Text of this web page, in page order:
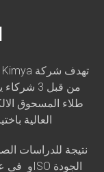
طلاء المسحوق
العالية